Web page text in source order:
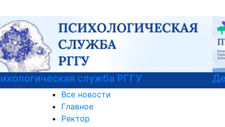
Детали программы
Все новости
Главное
Ректор